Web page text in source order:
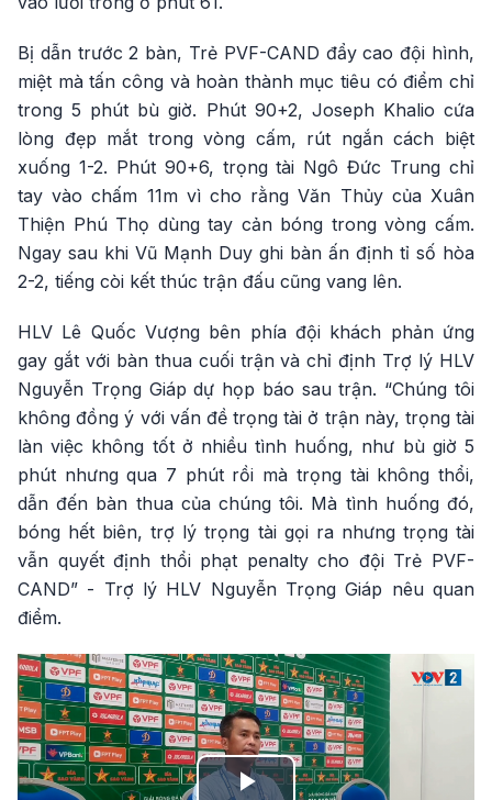
Bị dẫn trước 2 bàn, Trẻ PVF-CAND đẩy cao đội hình,
miệt mà tấn công và hoàn thành mục tiêu có điểm chỉ
trong 5 phút bù giờ. Phút 90+2, Joseph Khalio cứa
lòng đẹp mắt trong vòng cấm, rút ngắn cách biệt
xuống 1-2. Phút 90+6, trọng tài Ngô Đức Trung chỉ
tay vào chấm 11m vì cho rằng Văn Thủy của Xuân
Thiện Phú Thọ dùng tay cản bóng trong vòng cấm.
Ngay sau khi Vũ Mạnh Duy ghi bàn ấn định tỉ số hòa
2-2, tiếng còi kết thúc trận đấu cũng vang lên.
HLV Lê Quốc Vượng bên phía đội khách phản ứng
gay gắt với bàn thua cuối trận và chỉ định Trợ lý HLV
Nguyễn Trọng Giáp dự họp báo sau trận. “Chúng tôi
không đồng ý với vấn đề trọng tài ở trận này, trọng tài
làn việc không tốt ở nhiều tình huống, như bù giờ 5
phút nhưng qua 7 phút rồi mà trọng tài không thổi,
dẫn đến bàn thua của chúng tôi. Mà tình huống đó,
bóng hết biên, trợ lý trọng tài gọi ra nhưng trọng tài
vẫn quyết định thổi phạt penalty cho đội Trẻ PVF-
CAND” - Trợ lý HLV Nguyễn Trọng Giáp nêu quan
điểm.